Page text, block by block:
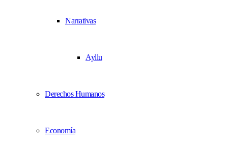
Narrativas
Ayllu
Derechos Humanos
Economía